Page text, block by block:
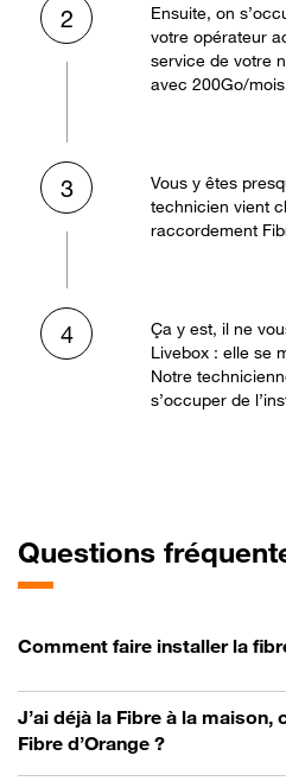
2
Ensuite, on
votre opérateur
service de votre
avec 200Go/
3
Vous y êtes
technicien vient
raccordement
4
Ça y est, il ne
Livebox : elle se
Notre
s’occuper de
Questions
Comment faire installer la
J’ai déjà la Fibre à la
Fibre d’Orange ?